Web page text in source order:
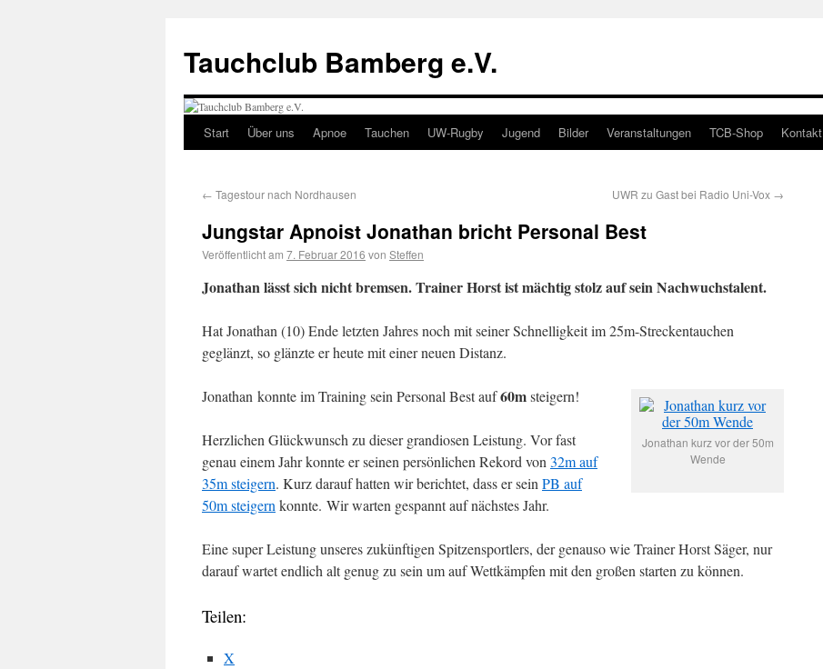
Tauchclub Bamberg e.V.
Start Über uns Apnoe Tauchen UW-Rugby Jugend Bilder Veranstaltungen TCB-Shop Kontakt
← Tagestour nach Nordhausen UWR zu Gast bei Radio Uni-Vox →
Jungstar Apnoist Jonathan bricht Personal Best
Veröffentlicht am 7. Februar 2016 von Steffen
Jonathan lässt sich nicht bremsen. Trainer Horst ist mächtig stolz auf sein Nachwuchstalent.
Hat Jonathan (10) Ende letzten Jahres noch mit seiner Schnelligkeit im 25m-Streckentauchen
geglänzt, so glänzte er heute mit einer neuen Distanz.
Jonathan kurz vor der 50m
Wende
Jonathan konnte im Training sein Personal Best auf60msteigern!
Herzlichen Glückwunsch zu dieser grandiosen Leistung. Vor fast
genau einem Jahr konnte er seinen persönlichen Rekord von 32m auf
35m steigern. Kurz darauf hatten wir berichtet, dass er sein PB auf
50m steigern konnte. Wir warten gespannt auf nächstes Jahr.
Eine super Leistung unseres zukünftigen Spitzensportlers, der genauso wie Trainer Horst Säger, nur
darauf wartet endlich alt genug zu sein um auf Wettkämpfen mit den großen starten zu können.
Teilen:
X